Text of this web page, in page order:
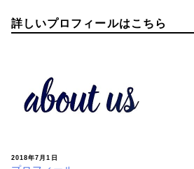
詳しいプロフィールはこちら
2018年7月1日